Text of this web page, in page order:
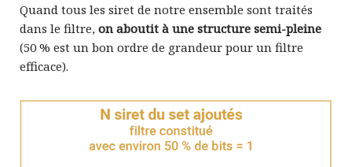
Quand tous les siret de notre ensemble sont traités
dans le filtre, on aboutit à une structure semi-pleine
(50 % est un bon ordre de grandeur pour un filtre
efficace).